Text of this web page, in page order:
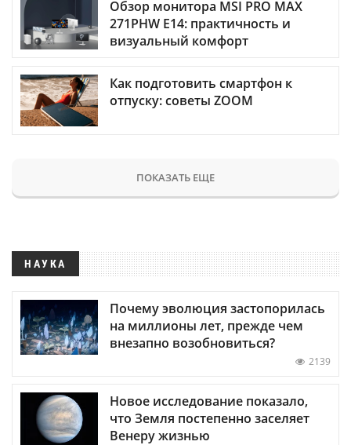
Обзор монитора MSI PRO MAX
271PHW E14: практичность и
визуальный комфорт
Как подготовить смартфон к
отпуску: советы ZOOM
ПОКАЗАТЬ ЕЩЕ
НАУКА
Почему эволюция застопорилась
на миллионы лет, прежде чем
внезапно возобновиться?
2139
Новое исследование показало,
что Земля постепенно заселяет
Венеру жизнью